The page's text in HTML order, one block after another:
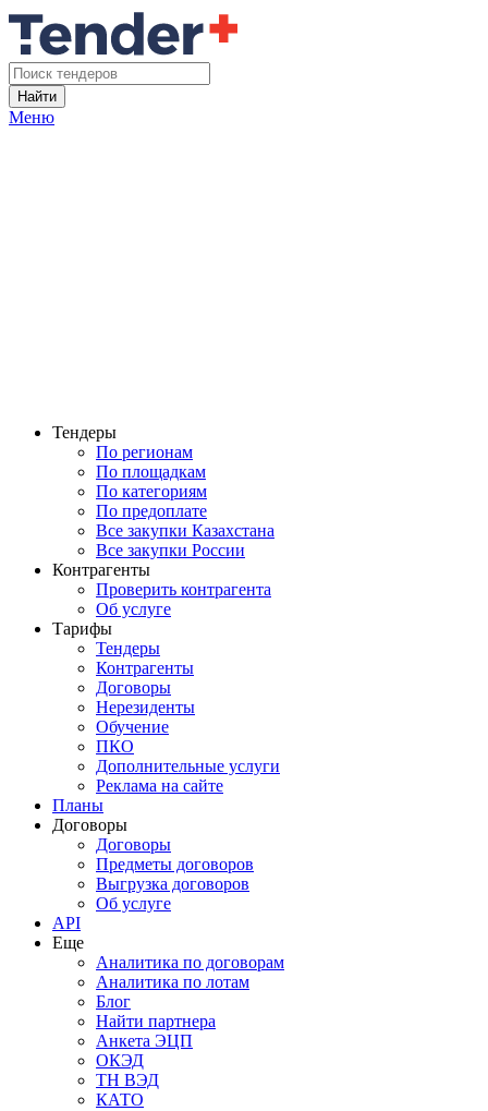
Найти
Меню
Тендеры
По регионам
По площадкам
По категориям
По предоплате
Все закупки Казахстана
Все закупки России
Контрагенты
Проверить контрагента
Об услуге
Тарифы
Тендеры
Контрагенты
Договоры
Нерезиденты
Обучение
ПКО
Дополнительные услуги
Реклама на сайте
Планы
Договоры
Договоры
Предметы договоров
Выгрузка договоров
Об услуге
API
Еще
Аналитика по договорам
Аналитика по лотам
Блог
Найти партнера
Анкета ЭЦП
ОКЭД
ТН ВЭД
КАТО